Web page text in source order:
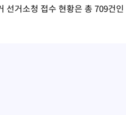
선거소청 접수 현황은 총 709건